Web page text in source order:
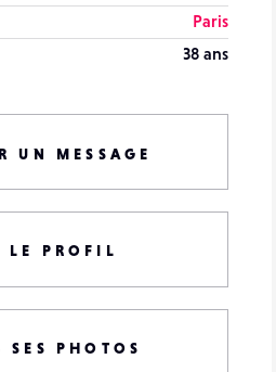
Paris
38 ans
UN MESSAGE
LE PROFIL
SES PHOTOS